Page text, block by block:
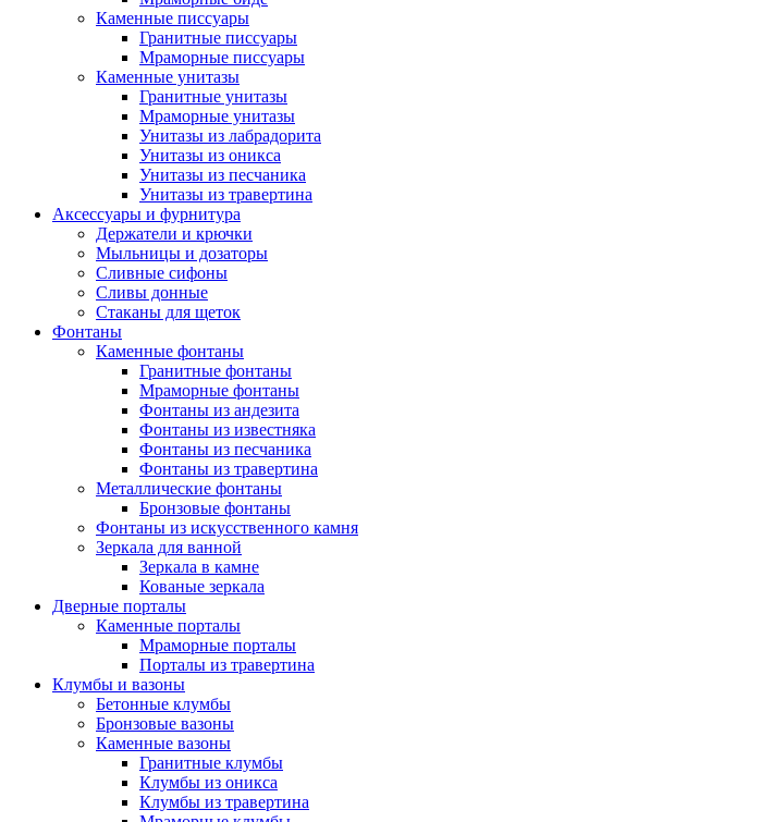
Каменные писсуары
Гранитные писсуары
Мраморные писсуары
Каменные унитазы
Гранитные унитазы
Мраморные унитазы
Унитазы из лабрадорита
Унитазы из оникса
Унитазы из песчаника
Унитазы из травертина
Аксессуары и фурнитура
Держатели и крючки
Мыльницы и дозаторы
Сливные сифоны
Сливы донные
Стаканы для щеток
Фонтаны
Каменные фонтаны
Гранитные фонтаны
Мраморные фонтаны
Фонтаны из андезита
Фонтаны из известняка
Фонтаны из песчаника
Фонтаны из травертина
Металлические фонтаны
Бронзовые фонтаны
Фонтаны из искусственного камня
Зеркала для ванной
Зеркала в камне
Кованые зеркала
Дверные порталы
Каменные порталы
Мраморные порталы
Порталы из травертина
Клумбы и вазоны
Бетонные клумбы
Бронзовые вазоны
Каменные вазоны
Гранитные клумбы
Клумбы из оникса
Клумбы из травертина